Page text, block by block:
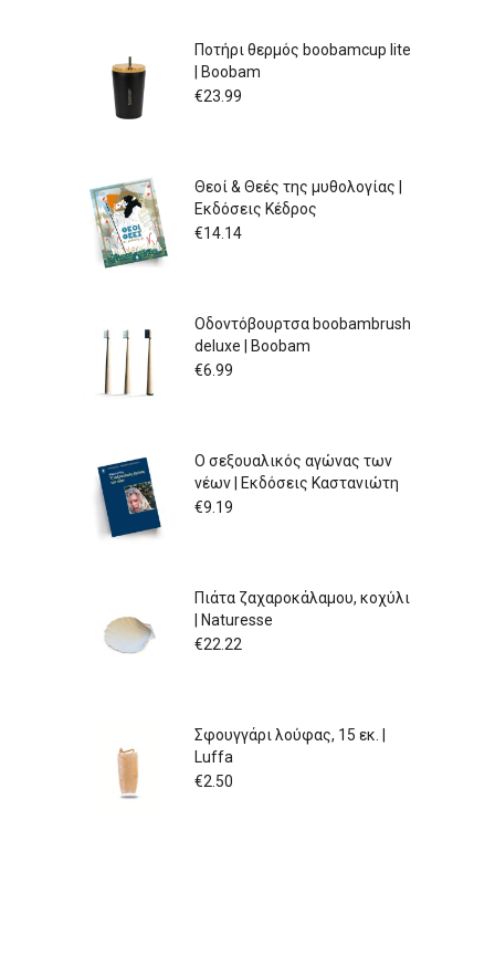
Ποτήρι θερμός boobamcup lite
| Boobam
€23.99
Θεοί & Θεές της μυθολογίας |
Εκδόσεις Κέδρος
€14.14
Οδοντόβουρτσα boobambrush
deluxe | Boobam
€6.99
Ο σεξουαλικός αγώνας των
νέων | Εκδόσεις Καστανιώτη
€9.19
Πιάτα ζαχαροκάλαμου, κοχύλι
| Naturesse
€22.22
Σφουγγάρι λούφας, 15 εκ. |
Luffa
€2.50